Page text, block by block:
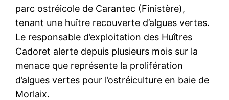
parc ostréicole de Carantec (Finistère),
tenant une huître recouverte d’algues vertes.
Le responsable d’exploitation des Huîtres
Cadoret alerte depuis plusieurs mois sur la
menace que représente la prolifération
d’algues vertes pour l’ostréiculture en baie de
Morlaix.